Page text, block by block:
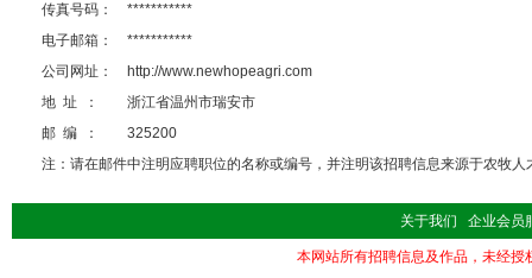
传真号码：
***********
电子邮箱：
***********
公司网址：
http://www.newhopeagri.com
地 址 ：
浙江省温州市瑞安市
邮 编 ：
325200
注：请在邮件中注明应聘职位的名称或编号，并注明该招聘信息来源于农牧人
关于我们 企业会员
本网站所有招聘信息及作品，未经